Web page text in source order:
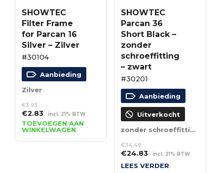
SHOWTEC
Filter Frame
for Parcan 16
Silver – Zilver
#30104
Aanbieding
Zilver
€3.93
Oorspronkelijke
prijs
was:
€3.93.
€2.83Huidige
prijs
is:
€2.83.
incl. 21% BTW
TOEVOEGEN AAN
WINKELWAGEN
SHOWTEC
Parcan 36
Short Black –
zonder
schroeffitting
– zwart
#30201
Aanbieding
Uitverkocht
zonder schroeffitting – zwart
€34.49
Oorspronkelijke
prijs
€24.83Huidige
prijs
incl. 21% BTW
LEES VERDER